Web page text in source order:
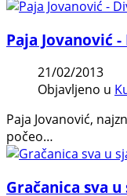
Paja Jovanović
21/02/2013
Objavljeno u
Paja Jovanović,
počeo…
Gračanica sva u